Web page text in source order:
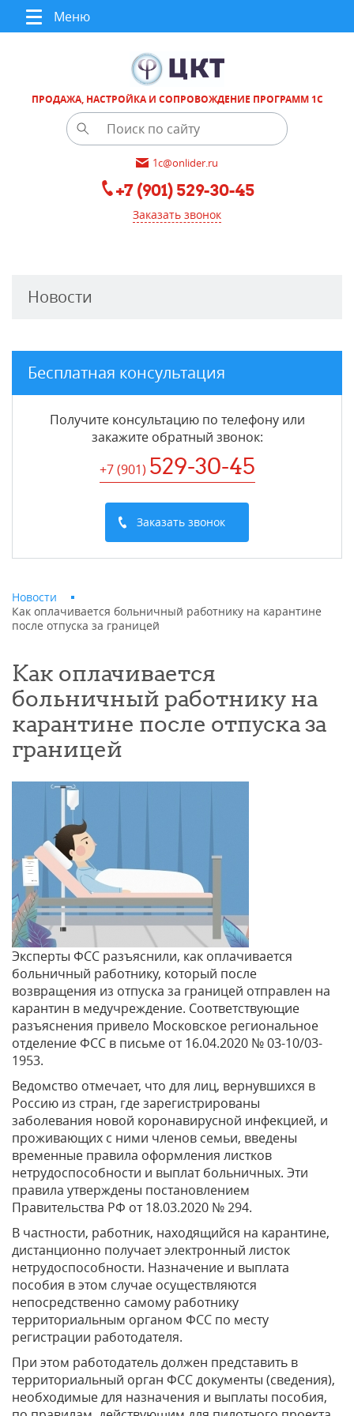
Меню
ПРОДАЖА, НАСТРОЙКА И СОПРОВОЖДЕНИЕ ПРОГРАММ 1С
1c@onlider.ru
+7 (901) 529-30-45
Заказать звонок
Новости
Бесплатная консультация
Получите консультацию по телефону или
закажите обратный звонок:
+7 (901) 529-30-45
Заказать звонок
Новости
Как оплачивается больничный работнику на карантине
после отпуска за границей
Как оплачивается
больничный работнику на
карантине после отпуска за
границей
Эксперты ФСС разъяснили, как оплачивается
больничный работнику, который после
возвращения из отпуска за границей отправлен на
карантин в медучреждение. Соответствующие
разъяснения привело Московское региональное
отделение ФСС в письме от 16.04.2020 № 03-10/03-
1953.
Ведомство отмечает, что для лиц, вернувшихся в
Россию из стран, где зарегистрированы
заболевания новой коронавирусной инфекцией, и
проживающих с ними членов семьи, введены
временные правила оформления листков
нетрудоспособности и выплат больничных. Эти
правила утверждены постановлением
Правительства РФ от 18.03.2020 № 294.
В частности, работник, находящийся на карантине,
дистанционно получает электронный листок
нетрудоспособности. Назначение и выплата
пособия в этом случае осуществляются
непосредственно самому работнику
территориальным органом ФСС по месту
регистрации работодателя.
При этом работодатель должен представить в
территориальный орган ФСС документы (сведения),
необходимые для назначения и выплаты пособия,